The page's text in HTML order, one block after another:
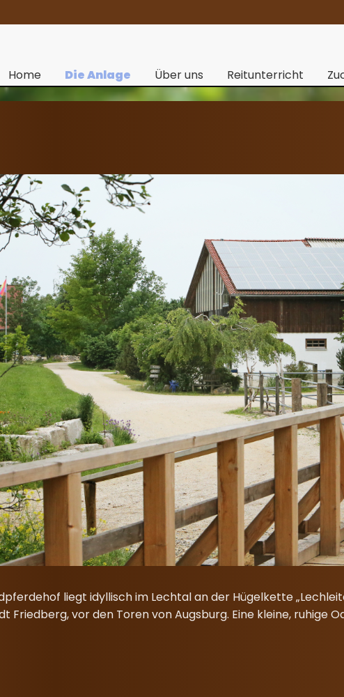
Home Die Anlage Über uns Reitunterricht
liegt idyllisch im Lechtal an der Hügelkette
Friedberg, vor den Toren von Augsburg. Eine kleine, ruhige